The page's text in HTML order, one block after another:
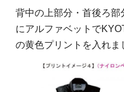
背中の上部分・首後ろ
にアルファベットで
の黄色プリントを入れま